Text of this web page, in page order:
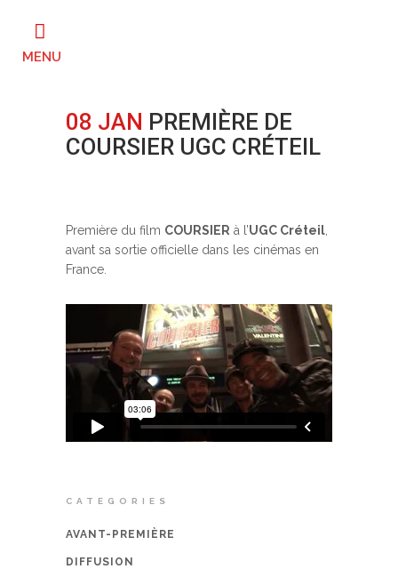
08 JAN PREMIÈRE DE
COURSIER UGC CRÉTEIL
Première du film COURSIER à l’UGC Créteil
avant sa sortie officielle dans les cinémas en
France.
CATEGORIES
AVANT-PREMIÈRE
DIFFUSION